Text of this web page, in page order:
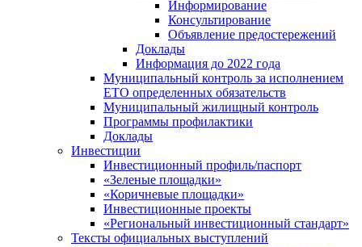
Информирование
Консультирование
Объявление предостережений
Доклады
Информация до 2022 года
Муниципальный контроль за исполнением
ЕТО определенных обязательств
Муниципальный жилищный контроль
Программы профилактики
Доклады
Инвестиции
Инвестиционный профиль/паспорт
«Зеленые площадки»
«Коричневые площадки»
Инвестиционные проекты
«Региональный инвестиционный стандарт»
Тексты официальных выступлений